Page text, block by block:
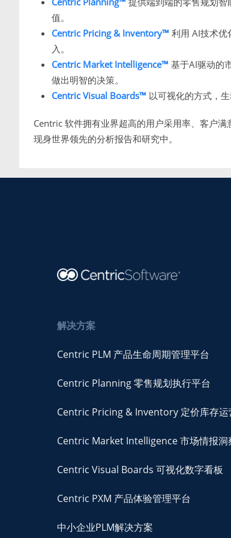
值。
Centric Pricing & Inventory™ 利用 AI技术优
入。
Centric Market Intelligence™ 基于AI驱动的
做出明智的决策。
Centric Visual Boards™ 以可视化的方式，
Centric 软件拥有业界超高的用户采用率、客户
现身世界领先的分析报告和研究中。
解决方案
Centric PLM 产品生命周期管理平台
Centric Planning 零售规划执行平台
Centric Pricing & Inventory 定价库存运
Centric Market Intelligence 市场情报洞
Centric Visual Boards 可视化数字看板
Centric PXM 产品体验管理平台
中小企业PLM解决方案